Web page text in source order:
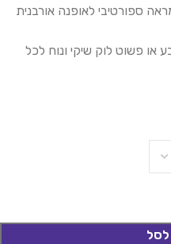
ספורטיבי לאופנה אורבנית
או פשוט לוק שיקי ונוח לכל